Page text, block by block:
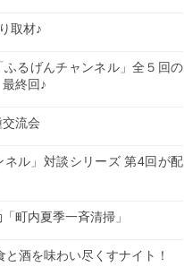
取材♪
ふるげんチャンネル」全５回の
終回♪
流会
ネル」対談シリーズ 第4回が配
町内夏季一斉清掃」
と酒を味わい尽くすナイト！